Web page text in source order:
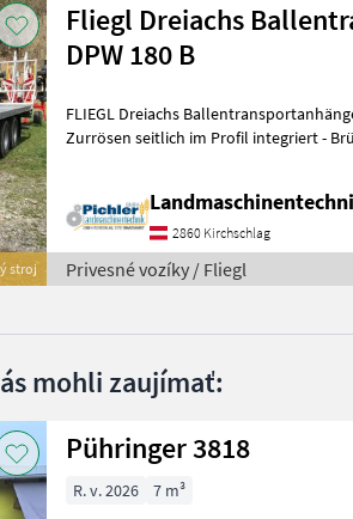
stroj
Fliegl Dreiachs
DPW 180 B
FLIEGL Dreiachs Ballentransportanhänger DPW
Zurrösen seitlich im Profil integriert -
2860 Kirchschlag
Privesné vozíky / Fliegl
mohli zaujímať:
Pühringer 3818
R. v. 2026 7 m³